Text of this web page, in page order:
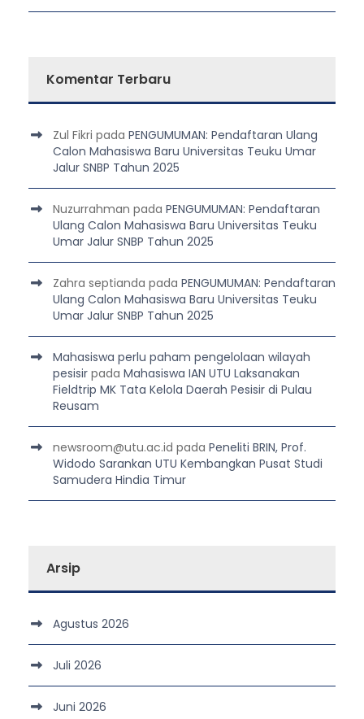
Komentar Terbaru
Zul Fikri pada PENGUMUMAN: Pendaftaran Ulang
Calon Mahasiswa Baru Universitas Teuku Umar
Jalur SNBP Tahun 2025
Nuzurrahman pada PENGUMUMAN: Pendaftaran
Ulang Calon Mahasiswa Baru Universitas Teuku
Umar Jalur SNBP Tahun 2025
Zahra septianda pada PENGUMUMAN: Pendaftaran
Ulang Calon Mahasiswa Baru Universitas Teuku
Umar Jalur SNBP Tahun 2025
Mahasiswa perlu paham pengelolaan wilayah
pesisir pada Mahasiswa IAN UTU Laksanakan
Fieldtrip MK Tata Kelola Daerah Pesisir di Pulau
Reusam
newsroom@utu.ac.id pada Peneliti BRIN, Prof.
Widodo Sarankan UTU Kembangkan Pusat Studi
Samudera Hindia Timur
Arsip
Agustus 2026
Juli 2026
Juni 2026